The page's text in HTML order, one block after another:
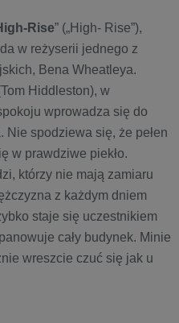
Rise” („High- Rise”),
w reżyserii jednego z
Bena Wheatleya.
Hiddleston), w
wprowadza się do
Nie spodziewa się, że pełen
w prawdziwe piekło.
którzy nie mają zamiaru
z każdym dniem
staje się uczestnikiem
cały budynek. Minie
wreszcie czuć się jak u